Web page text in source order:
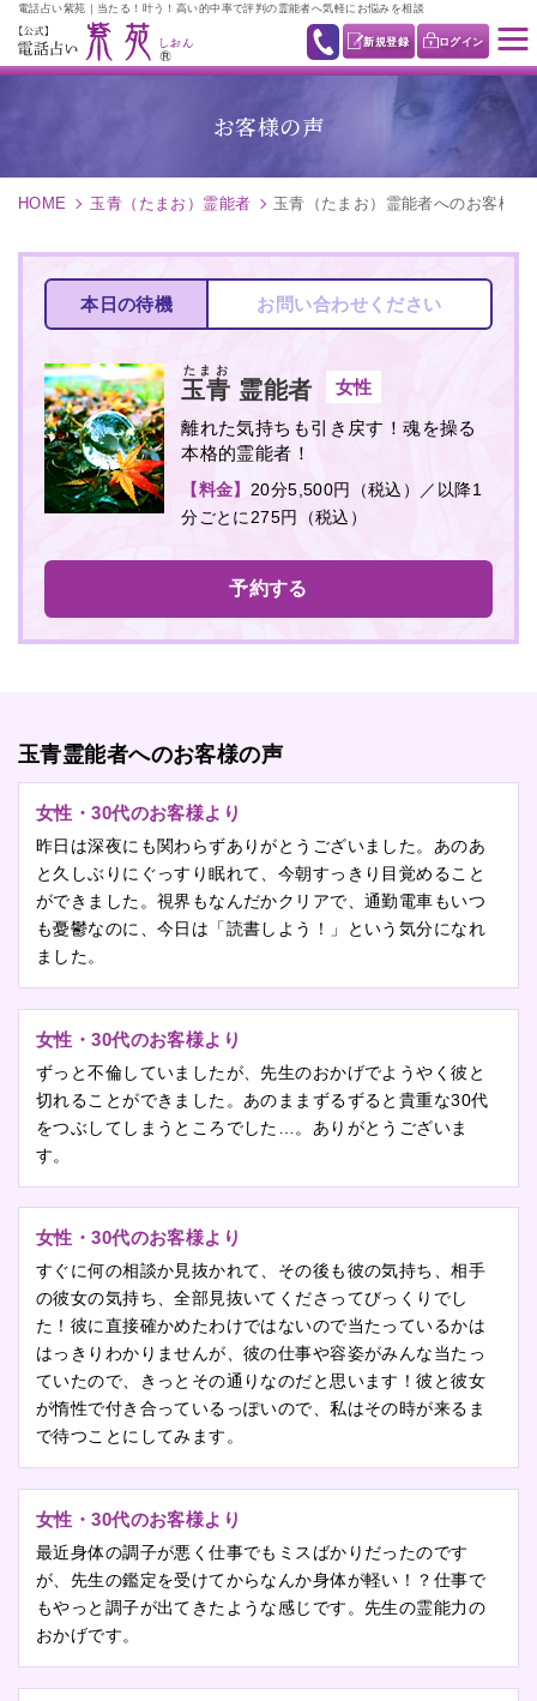
電話占い紫苑｜当たる！叶う！高い的中率で評判の霊能者へ気軽にお悩みを相談
新規登録 ログイン
お客様の声
HOME 玉青（たまお）霊能者 玉青（たまお）霊能者へのお客様の
本日の待機 お問い合わせください
玉青
たまお
霊能者 女性
離れた気持ちも引き戻す！魂を操る
本格的霊能者！
【料金】 20分5,500円（税込）／以降1
分ごとに275円（税込）
予約する
玉青霊能者へのお客様の声
女性・30代のお客様より
昨日は深夜にも関わらずありがとうございました。あのあ
と久しぶりにぐっすり眠れて、今朝すっきり目覚めること
ができました。視界もなんだかクリアで、通勤電車もいつ
も憂鬱なのに、今日は「読書しよう！」という気分になれ
ました。
女性・30代のお客様より
ずっと不倫していましたが、先生のおかげでようやく彼と
切れることができました。あのままずるずると貴重な30代
をつぶしてしまうところでした…。ありがとうございま
す。
女性・30代のお客様より
すぐに何の相談か見抜かれて、その後も彼の気持ち、相手
の彼女の気持ち、全部見抜いてくださってびっくりでし
た！彼に直接確かめたわけではないので当たっているかは
はっきりわかりませんが、彼の仕事や容姿がみんな当たっ
ていたので、きっとその通りなのだと思います！彼と彼女
が惰性で付き合っているっぽいので、私はその時が来るま
で待つことにしてみます。
女性・30代のお客様より
最近身体の調子が悪く仕事でもミスばかりだったのです
が、先生の鑑定を受けてからなんか身体が軽い！？仕事で
もやっと調子が出てきたような感じです。先生の霊能力の
おかげです。